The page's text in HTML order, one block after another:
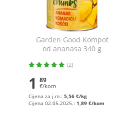
Garden Good Kompot
od ananasa 340 g
(2)
1 89
€/kom
Cijena za j.m.: 5,56 €/kg
Cijena 02.05.2025.: 1,89 €/kom